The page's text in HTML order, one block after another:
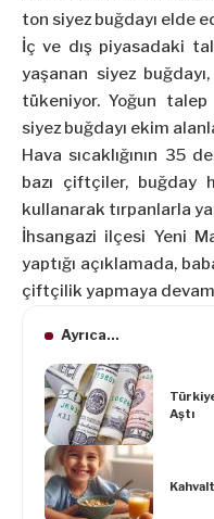
ton siyez buğdayı elde
İç ve dış piyasadaki
yaşanan siyez
tükeniyor. Yoğun
siyez buğdayı ekim
Hava sıcaklığının 35
bazı çiftçiler, buğday
kullanarak tırpanlarla
İhsangazi ilçesi Yeni
yaptığı açıklamada,
çiftçilik yapmaya
Ayrıca...
Aştı